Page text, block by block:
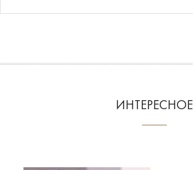
ИНТЕРЕСНОЕ